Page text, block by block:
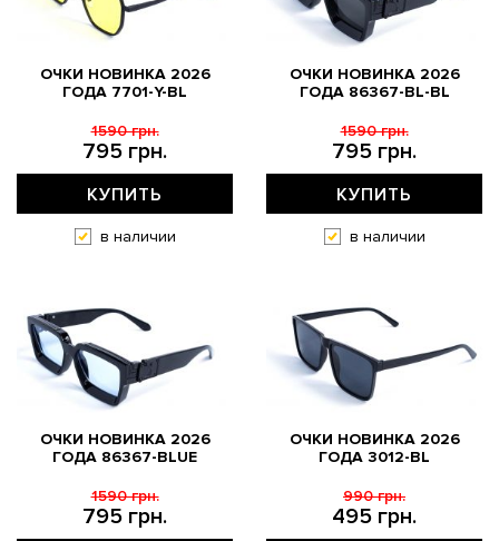
ОЧКИ НОВИНКА 2026
ГОДА 7701-Y-BL
795 грн.
1590 грн.
КУПИТЬ
в наличии
ОЧКИ НОВИНКА 2026
ГОДА 86367-BL-BL
795 грн.
1590 грн.
КУПИТЬ
в наличии
ОЧКИ НОВИНКА 2026
ГОДА 86367-BLUE
795 грн.
1590 грн.
ОЧКИ НОВИНКА 2026
ГОДА 3012-BL
495 грн.
990 грн.